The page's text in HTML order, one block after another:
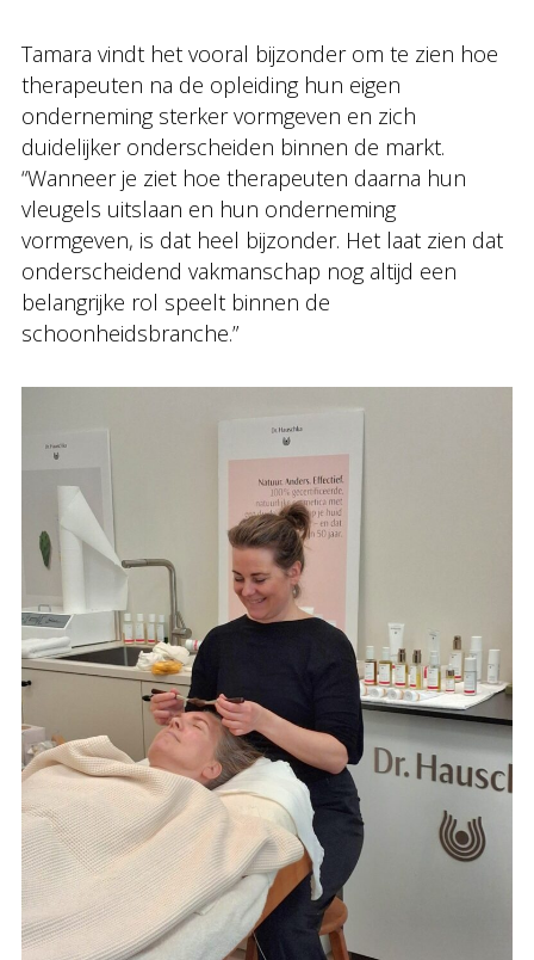
Tamara vindt het vooral bijzonder om te zien hoe
therapeuten na de opleiding hun eigen
onderneming sterker vormgeven en zich
duidelijker onderscheiden binnen de markt.
“Wanneer je ziet hoe therapeuten daarna hun
vleugels uitslaan en hun onderneming
vormgeven, is dat heel bijzonder. Het laat zien dat
onderscheidend vakmanschap nog altijd een
belangrijke rol speelt binnen de
schoonheidsbranche.”